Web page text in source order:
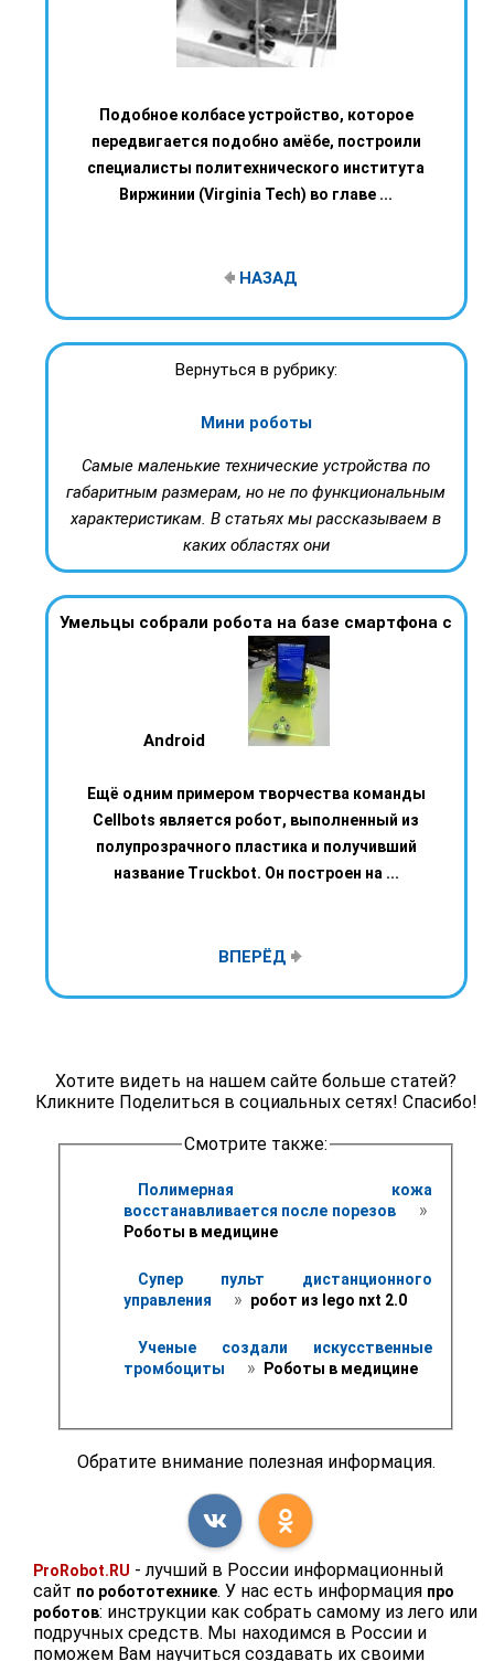
Подобное колбасе устройство, которое
передвигается подобно амёбе, построили
специалисты политехнического института
Виржинии (Virginia Tech) во главе ...
НАЗАД
Вернуться в рубрику:
Мини роботы
Самые маленькие технические устройства по
габаритным размерам, но не по функциональным
характеристикам. В статьях мы рассказываем в
каких областях они
Умельцы собрали робота на базе смартфона с
Android
Ещё одним примером творчества команды
Cellbots является робот, выполненный из
полупрозрачного пластика и получивший
название Truckbot. Он построен на ...
ВПЕРЁД
Хотите видеть на нашем сайте больше статей?
Кликните Поделиться в социальных сетях! Спасибо!
Смотрите также:
Полимерная кожа
восстанавливается после порезов
»
Роботы в медицине
Супер пульт дистанционного
управления
» робот из lego nxt 2.0
Ученые создали искусственные
тромбоциты
» Роботы в медицине
Обратите внимание полезная информация.
ProRobot.RU - лучший в России информационный
сайт по робототехнике. У нас есть информация про
роботов: инструкции как собрать самому из лего или
подручных средств. Мы находимся в России и
поможем Вам научиться создавать их своими